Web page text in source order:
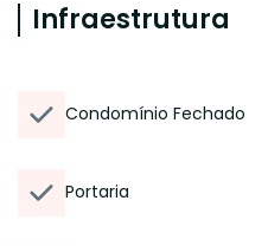
Infraestrutura
Condomínio Fechado
Portaria